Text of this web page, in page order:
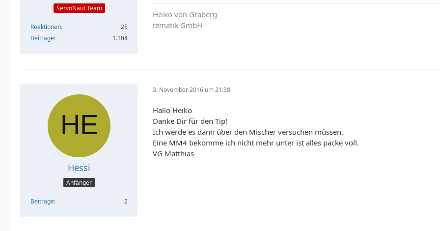
ServoNaut Team
Reaktionen
25
Beiträge
1.104
Heiko von Graberg
tematik GmbH
Hessi
Anfänger
Beiträge 2
3. November 2016 um 21:38
Hallo Heiko
Danke Dir für den Tip!
Ich werde es dann über den Mischer versuchen müssen.
Eine MM4 bekomme ich nicht mehr unter ist alles packe voll.
VG Matthias